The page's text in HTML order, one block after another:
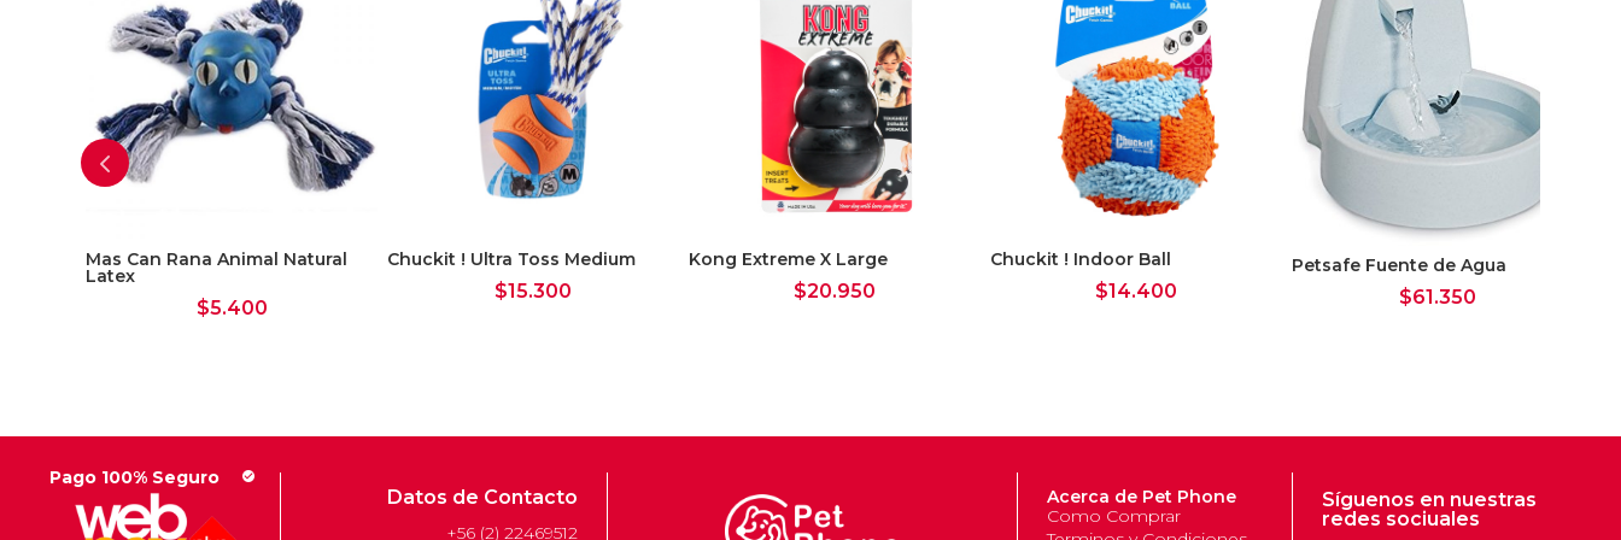
Mas Can Rana Animal Natural
Latex
$5.400
Chuckit ! Ultra Toss Medium
$15.300
Kong Extreme X Large
$20.950
Chuckit ! Indoor Ball
$14.400
Petsafe Fuente de Agua
$61.350
Pago 100% Seguro check_circle
Datos de Contacto
+56 (2) 22469512
Acerca de Pet Phone
Como Comprar
Síguenos en nuestras
redes sociuales